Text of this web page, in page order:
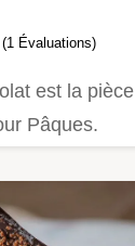
Évaluations)
est la pièce
Pâques.